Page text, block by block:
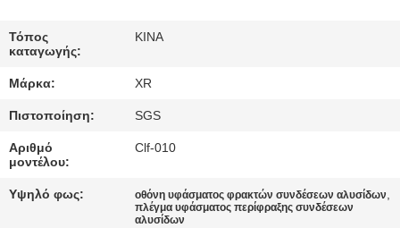
ΕΛΆΤΕ
ΣΕ
ΕΠΑΦΉ
ΖΗΤΉΣΤΕ
Τόπος
καταγωγής:
ΚΙΝΑ
Μάρκα: XR
Πιστοποίηση: SGS
Αριθμό
μοντέλου:
Clf-010
Υψηλό φως: οθόνη υφάσματος φρακτών συνδέσεων αλυσίδων,
πλέγμα υφάσματος περίφραξης συνδέσεων
αλυσίδων